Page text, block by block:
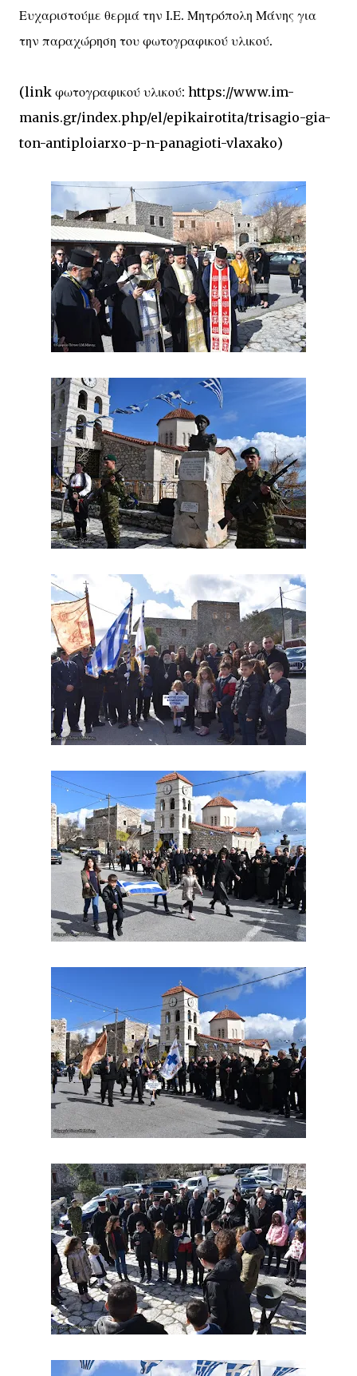
Ευχαριστούμε θερμά την Ι.Ε. Μητρόπολη Μάνης για
την παραχώρηση του φωτογραφικού υλικού.
(link φωτογραφικού υλικού: https://www.im-
manis.gr/index.php/el/epikairotita/trisagio-gia-
ton-antiploiarxo-p-n-panagioti-vlaxako)